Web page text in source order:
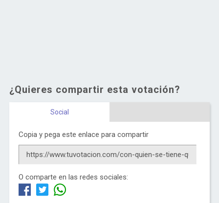
¿Quieres compartir esta votación?
Social
Copia y pega este enlace para compartir
O comparte en las redes sociales: